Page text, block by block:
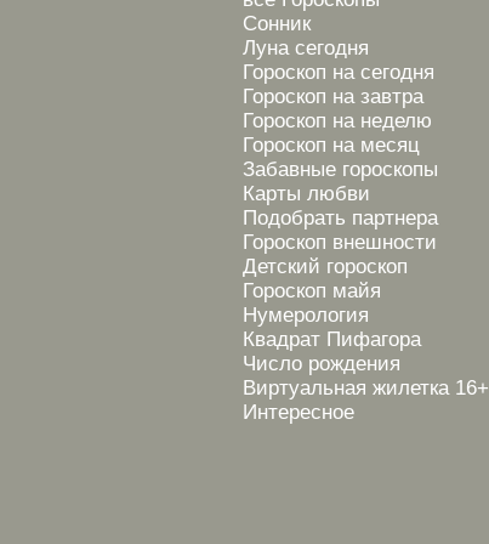
Сонник
Луна сегодня
Гороскоп на сегодня
Гороскоп на завтра
Гороскоп на неделю
Гороскоп на месяц
Забавные гороскопы
Карты любви
Подобрать партнера
Гороскоп внешности
Детский гороскоп
Гороскоп майя
Нумерология
Квадрат Пифагора
Число рождения
Виртуальная жилетка 16+
Интересное